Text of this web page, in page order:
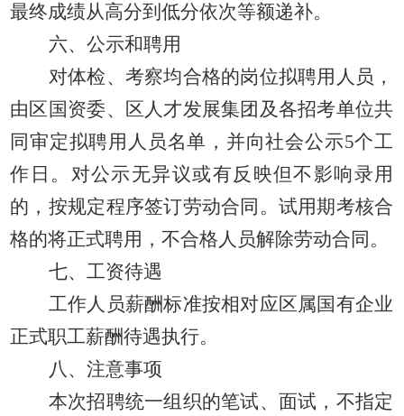
最终成绩从高分到低分依次等额递补。
六、公示和聘用
对体检、考察均合格的岗位拟聘用人员，
由 区国资委、区人才发展集团及各招考单位共
同审定拟聘用人员名单，并向社会公示5个工
作日 。对公示无异议或有反映但不影响录用
的，按规定程序签订劳动合同。试用期考核合
格的将正式聘用，不合格人员解除劳动合同。
七、 工资待遇
工作人员薪酬标准按相对应区属国有企业
正式职工薪酬待遇执行。
八、注意事项
本次招聘统一组织的笔试、 面试，不指定